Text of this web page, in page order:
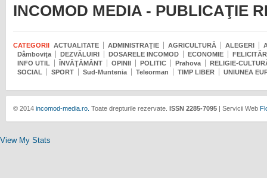
INCOMOD MEDIA - PUBLICAŢIE
CATEGORII ACTUALITATE ADMINISTRAŢIE AGRICULTURĂ ALEGERI
Dâmboviţa
DEZVĂLUIRI DOSARELE INCOMOD ECONOMIE
INFO UTIL
ÎNVĂŢĂMÂNT OPINII POLITIC Prahova
RELIGIE-
SOCIAL
SPORT Sud-Muntenia Teleorman TIMP LIBER UNIUNEA
© 2014incomod-media.ro. Toate drepturile rezervate. ISSN 2285-7095| Servicii Web
View My Stats